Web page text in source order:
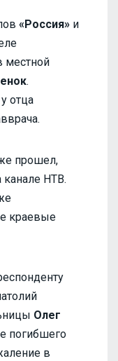
«Россия» и
местной
.
отца
прошел,
канале НТВ.
краевые
Олег
погибшего
в